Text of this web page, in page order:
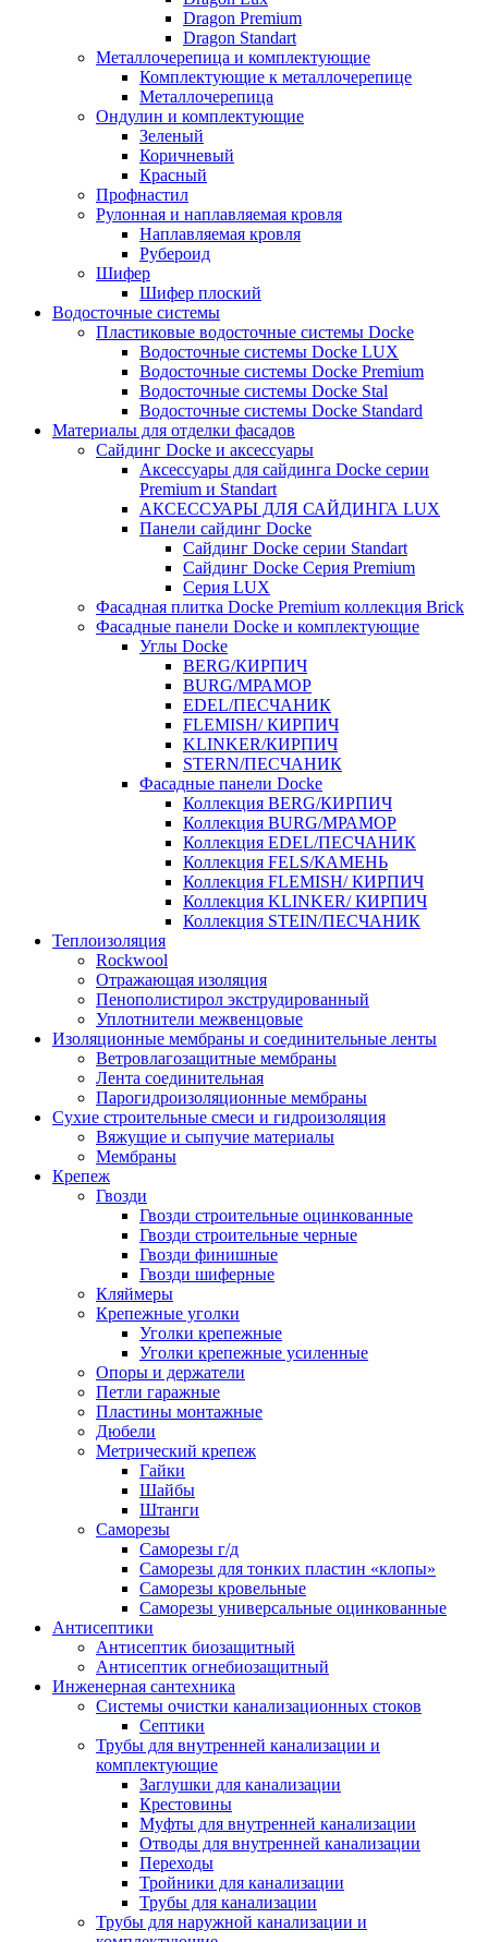
Dragon Premium
Dragon Standart
Металлочерепица и комплектующие
Комплектующие к металлочерепице
Металлочерепица
Ондулин и комплектующие
Зеленый
Коричневый
Красный
Профнастил
Рулонная и наплавляемая кровля
Наплавляемая кровля
Рубероид
Шифер
Шифер плоский
Водосточные системы
Пластиковые водосточные системы Docke
Водосточные системы Docke LUX
Водосточные системы Docke Premium
Водосточные системы Docke Stal
Водосточные системы Docke Standard
Материалы для отделки фасадов
Сайдинг Docke и аксессуары
Аксессуары для сайдинга Docke серии
Premium и Standart
АКСЕССУАРЫ ДЛЯ САЙДИНГА LUX
Панели сайдинг Docke
Cайдинг Docke серии Standart
Сайдинг Docke Серия Premium
Серия LUX
Фасадная плитка Docke Premium коллекция Brick
Фасадные панели Docke и комплектующие
Углы Docke
BERG/КИРПИЧ
BURG/МРАМОР
EDEL/ПЕСЧАНИК
FLEMISH/ КИРПИЧ
KLINKER/КИРПИЧ
STERN/ПЕСЧАНИК
Фасадные панели Docke
Коллекция BERG/КИРПИЧ
Коллекция BURG/МРАМОР
Коллекция EDEL/ПЕСЧАНИК
Коллекция FELS/КАМЕНЬ
Коллекция FLEMISH/ КИРПИЧ
Коллекция KLINKER/ КИРПИЧ
Коллекция STEIN/ПЕСЧАНИК
Теплоизоляция
Rockwool
Отражающая изоляция
Пенополистирол экструдированный
Уплотнители межвенцовые
Изоляционные мембраны и соединительные ленты
Ветровлагозащитные мембраны
Лента соединительная
Парогидроизоляционные мембраны
Сухие строительные смеси и гидроизоляция
Вяжущие и сыпучие материалы
Мембраны
Крепеж
Гвозди
Гвозди строительные оцинкованные
Гвозди строительные черные
Гвозди финишные
Гвозди шиферные
Кляймеры
Крепежные уголки
Уголки крепежные
Уголки крепежные усиленные
Опоры и держатели
Петли гаражные
Пластины монтажные
Дюбели
Метрический крепеж
Гайки
Шайбы
Штанги
Саморезы
Саморезы г/д
Саморезы для тонких пластин «клопы»
Саморезы кровельные
Саморезы универсальные оцинкованные
Антисептики
Антисептик биозащитный
Антисептик огнебиозащитный
Инженерная сантехника
Системы очистки канализационных стоков
Септики
Трубы для внутренней канализации и
комплектующие
Заглушки для канализации
Крестовины
Муфты для внутренней канализации
Отводы для внутренней канализации
Переходы
Тройники для канализации
Трубы для канализации
Трубы для наружной канализации и